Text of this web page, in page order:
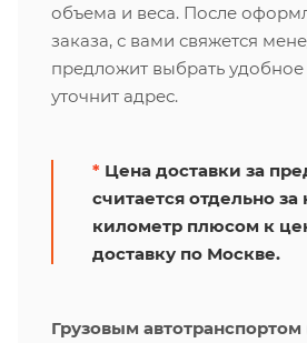
объема и веса. После
заказа, с вами свяжется
предложит выбрать
уточнит адрес.
* Цена доставки за
считается отдельно
километр плюсом к
доставку по Москве.
Грузовым